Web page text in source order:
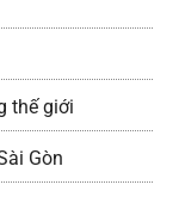
thế giới
Gòn